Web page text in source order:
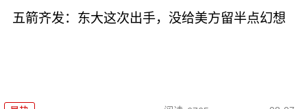
五箭齐发：东大这次出手，没给美方留半点幻想